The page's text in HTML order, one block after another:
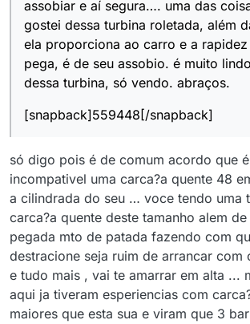
assobiar e aí segura…. uma das
gostei dessa turbina roletada, além
ela proporciona ao carro e a
pega, é de seu assobio. é muito
dessa turbina, só vendo. abraços.
[snapback]559448[/snapback]
só digo pois é de comum acordo que
incompativel uma carca?a quente 48
a cilindrada do seu … voce tendo uma
carca?a quente deste tamanho alem
pegada mto de patada fazendo com
destracione seja ruim de arrancar com
e tudo mais , vai te amarrar em alta ...
aqui ja tiveram esperiencias com
maiores que esta sua e viram que 3